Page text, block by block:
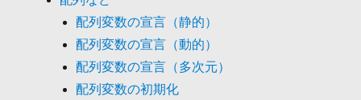
配列変数の宣言（静的）
配列変数の宣言（動的）
配列変数の宣言（多次元）
配列変数の初期化